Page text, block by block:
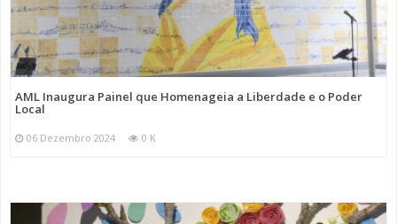
AML Inaugura Painel que Homenageia a Liberdade e o Poder
Local
06 Dezembro 2024 0 K